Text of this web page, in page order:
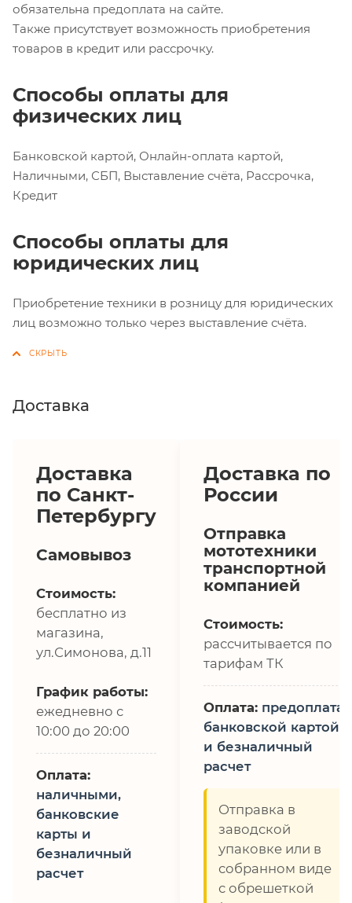
обязательна предоплата на сайте.
Также присутствует возможность приобретения
товаров в кредит или рассрочку.
Способы оплаты для
физических лиц
Банковской картой, Онлайн-оплата картой,
Наличными, СБП, Выставление счёта, Рассрочка,
Кредит
Способы оплаты для
юридических лиц
Приобретение техники в розницу для юридических
лиц возможно только через выставление счёта.
Доставка
Доставка
по Санкт-
Петербургу
Самовывоз
Стоимость:
бесплатно из
магазина,
ул.Симонова, д.11
График работы:
ежедневно с
10:00 до 20:00
Оплата:
наличными,
банковские
карты и
безналичный
расчет
Доставка по
России
Отправка
мототехники
транспортной
компанией
Стоимость:
рассчитывается по
тарифам ТК
Оплата: предоплата,
банковской картой
и безналичный
расчет
Отправка в
заводской
упаковке или в
собранном виде
с обрешеткой